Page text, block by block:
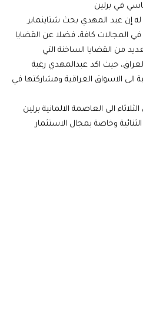
في برلين
إن عبد المهدي بحث شتاينماير
في المجالات كافة، فضلا عن القضايا
من القضايا الساخنة التي
حيث اكد عبدالمهدي رغبة
الى الاسواق العراقية ومشاركتها في
الى العاصمة الالمانية برلين
وخاصة بمجال الاستثمار